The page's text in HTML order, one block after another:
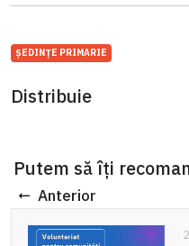
ȘEDINȚE PRIMARIE
Distribuie
Putem să îți
Anterior